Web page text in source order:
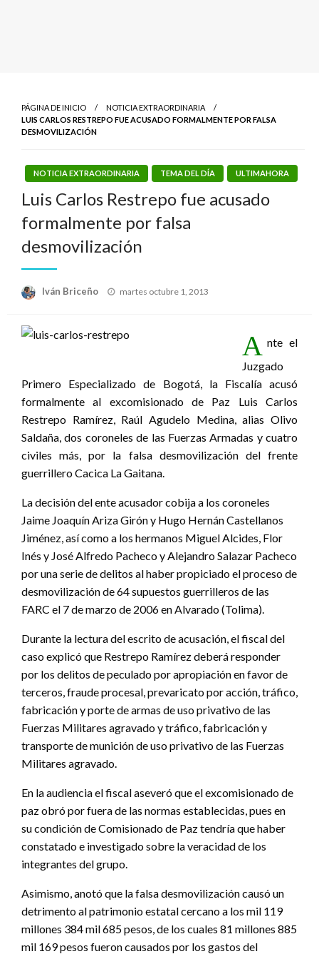
PÁGINA DE INICIO
NOTICIA EXTRAORDINARIA
LUIS CARLOS RESTREPO FUE ACUSADO FORMALMENTE POR FALSA
DESMOVILIZACIÓN
NOTICIA EXTRAORDINARIA TEMA DEL DÍA ULTIMAHORA
Luis Carlos Restrepo fue acusado
formalmente por falsa
desmovilización
Iván Briceño
Publicado
martes octubre 1, 2013
A nte el
Juzgado
Primero Especializado de Bogotá, la Fiscalía acusó
formalmente al excomisionado de Paz Luis Carlos
Restrepo Ramírez, Raúl Agudelo Medina, alias Olivo
Saldaña, dos coroneles de las Fuerzas Armadas y cuatro
civiles más, por la falsa desmovilización del frente
guerrillero Cacica La Gaitana.
La decisión del ente acusador cobija a los coroneles
Jaime Joaquín Ariza Girón y Hugo Hernán Castellanos
Jiménez, así como a los hermanos Miguel Alcides, Flor
Inés y José Alfredo Pacheco y Alejandro Salazar Pacheco
por una serie de delitos al haber propiciado el proceso de
desmovilización de 64 supuestos guerrilleros de las
FARC el 7 de marzo de 2006 en Alvarado (Tolima).
Durante la lectura del escrito de acusación, el fiscal del
caso explicó que Restrepo Ramírez deberá responder
por los delitos de peculado por apropiación en favor de
terceros, fraude procesal, prevaricato por acción, tráfico,
fabricación y porte de armas de uso privativo de las
Fuerzas Militares agravado y tráfico, fabricación y
transporte de munición de uso privativo de las Fuerzas
Militares agravado.
En la audiencia el fiscal aseveró que el excomisionado de
paz obró por fuera de las normas establecidas, pues en
su condición de Comisionado de Paz tendría que haber
constatado e investigado sobre la veracidad de los
integrantes del grupo.
Asimismo, anotó que la falsa desmovilización causó un
detrimento al patrimonio estatal cercano a los mil 119
millones 384 mil 685 pesos, de los cuales 81 millones 885
mil 169 pesos fueron causados por los gastos del